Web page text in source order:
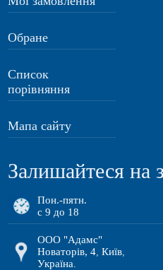
Обране
Список
порівняння
Мапа сайту
Залишайтеся на
Пон.-пятн.
с 9 до 18
ООО "Адамс"
Новаторів, 4 ,Київ
Україна